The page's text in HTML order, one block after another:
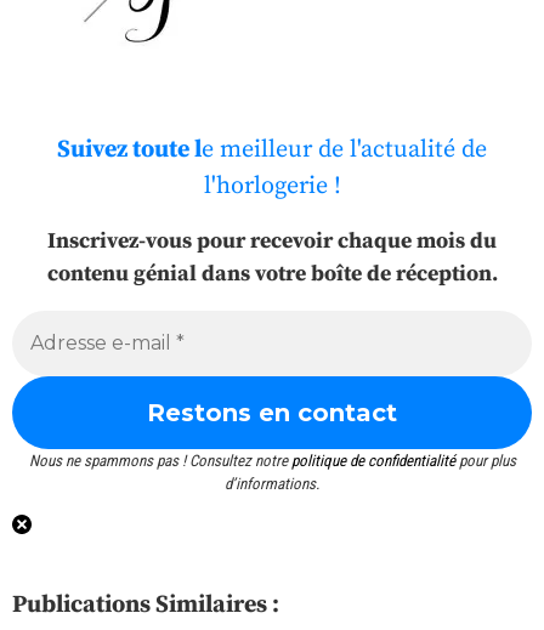
Suivez toute le meilleur de l'actualité de
l'horlogerie !
Inscrivez-vous pour recevoir chaque mois du
contenu génial dans votre boîte de réception.
Nous ne spammons pas ! Consultez notre politique de confidentialitépour plus
d’informations.
Publications Similaires :